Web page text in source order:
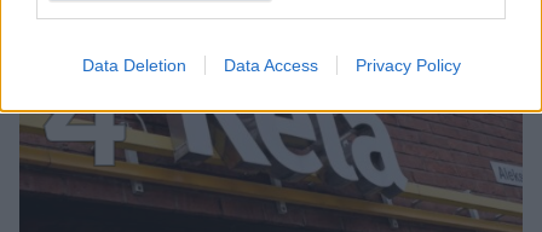
Data Deletion Data Access Privacy Policy
4